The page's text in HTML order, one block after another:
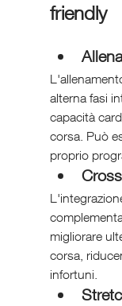
friendly
alterna fasi
capacità
corsa. Può
proprio
migliorare
corsa,
infortuni.